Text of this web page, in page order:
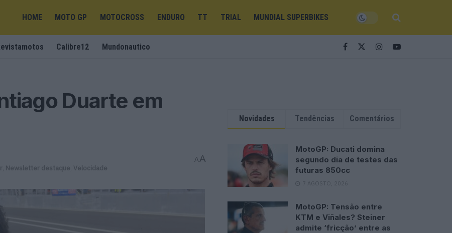
HOME MOTO GP MOTOCROSS ENDURO TT TRIAL MUNDIAL SUPERBIKES
Calibre12 Mundonautico
Duarte em
Newsletter destaque Velocidade
AA
Novidades Tendências Comentários
MotoGP: Ducati domina
segundo dia de testes das
futuras 850cc
7 AGOSTO, 2026
MotoGP: Tensão entre
KTM e Viñales? Steiner
admite ‘fricção’ entre as